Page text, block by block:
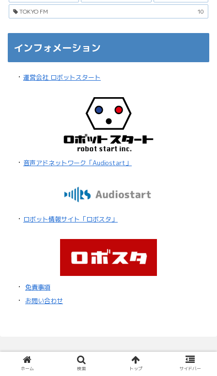
TOKYO FM
10
インフォメーション
・ 運営会社 ロボットスタート
・ 音声アドネットワーク「Audiostart」
・ ロボット情報サイト「ロボスタ」
・ 免責事項
・ お問い合わせ
ホーム 検索 トップ サイドバー